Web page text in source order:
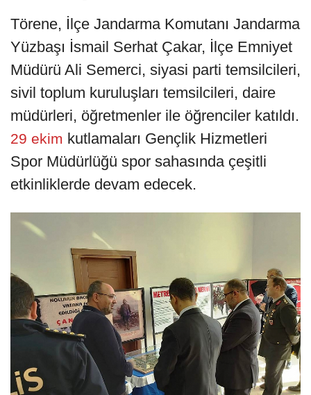
Törene, İlçe Jandarma Komutanı Jandarma
Yüzbaşı İsmail Serhat Çakar, İlçe Emniyet
Müdürü Ali Semerci, siyasi parti temsilcileri,
sivil toplum kuruluşları temsilcileri, daire
müdürleri, öğretmenler ile öğrenciler katıldı.
29 ekim kutlamaları Gençlik Hizmetleri
Spor Müdürlüğü spor sahasında çeşitli
etkinliklerde devam edecek.